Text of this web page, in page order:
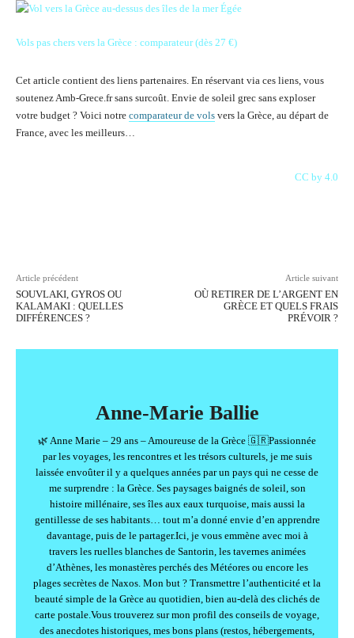
Vols pas chers vers la Grèce : comparateur (dès 27 €)
Cet article contient des liens partenaires. En réservant via ces liens, vous
soutenez Amb-Grece.fr sans surcoût. Envie de soleil grec sans exploser
votre budget ? Voici notre comparateur de vols vers la Grèce, au départ de
France, avec les meilleurs…
CC by 4.0
Article précédent
SOUVLAKI, GYROS OU
KALAMAKI : QUELLES
DIFFÉRENCES ?
Article suivant
OÙ RETIRER DE L’ARGENT EN
GRÈCE ET QUELS FRAIS
PRÉVOIR ?
Anne-Marie Ballie
🌿 Anne Marie – 29 ans – Amoureuse de la Grèce 🇬🇷Passionnée
par les voyages, les rencontres et les trésors culturels, je me suis
laissée envoûter il y a quelques années par un pays qui ne cesse de
me surprendre : la Grèce. Ses paysages baignés de soleil, son
histoire millénaire, ses îles aux eaux turquoise, mais aussi la
gentillesse de ses habitants… tout m’a donné envie d’en apprendre
davantage, puis de le partager.Ici, je vous emmène avec moi à
travers les ruelles blanches de Santorin, les tavernes animées
d’Athènes, les monastères perchés des Météores ou encore les
plages secrètes de Naxos. Mon but ? Transmettre l’authenticité et la
beauté simple de la Grèce au quotidien, bien au-delà des clichés de
carte postale.Vous trouverez sur mon profil des conseils de voyage,
des anecdotes historiques, mes bons plans (restos, hébergements,